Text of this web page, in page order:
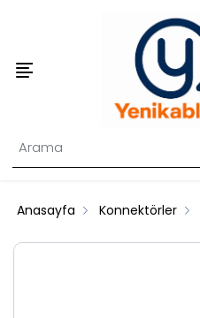
Anasayfa Konnektörler